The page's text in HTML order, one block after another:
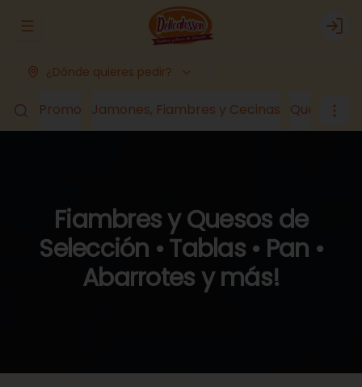
Abrir menu de navegación Login
¿Dónde quieres pedir?
Promo Jamones, Fiambres y Cecinas Quesos
Fiambres y Quesos de
Selección • Tablas • Pan •
Abarrotes y más!